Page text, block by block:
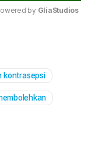
by GliaStudios
kontrasepsi